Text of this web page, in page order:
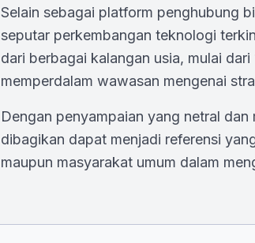
Selain sebagai platform penghubung
seputar perkembangan teknologi
dari berbagai kalangan usia, mulai
memperdalam wawasan mengenai
Dengan penyampaian yang netral
dibagikan dapat menjadi referensi
maupun masyarakat umum dalam